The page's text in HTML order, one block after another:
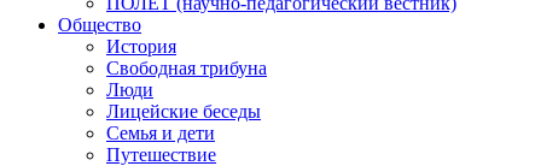
Общество
История
Свободная трибуна
Люди
Лицейские беседы
Семья и дети
Путешествие